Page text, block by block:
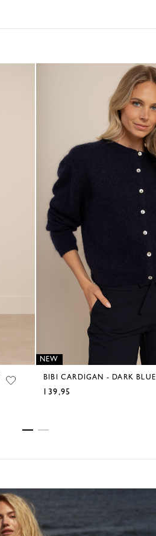
NEW
BIBI CARDIGAN - DARK BLUE
139,95